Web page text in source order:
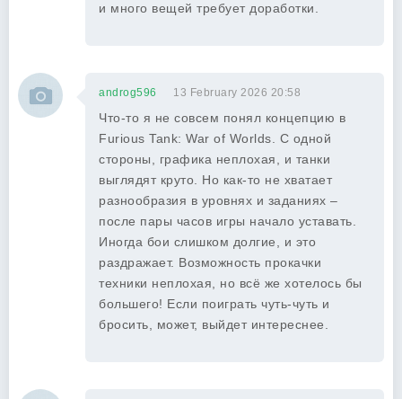
и много вещей требует доработки.
androg596 13 February 2026 20:58
Что-то я не совсем понял концепцию в
Furious Tank: War of Worlds. С одной
стороны, графика неплохая, и танки
выглядят круто. Но как-то не хватает
разнообразия в уровнях и заданиях –
после пары часов игры начало уставать.
Иногда бои слишком долгие, и это
раздражает. Возможность прокачки
техники неплохая, но всё же хотелось бы
большего! Если поиграть чуть-чуть и
бросить, может, выйдет интереснее.